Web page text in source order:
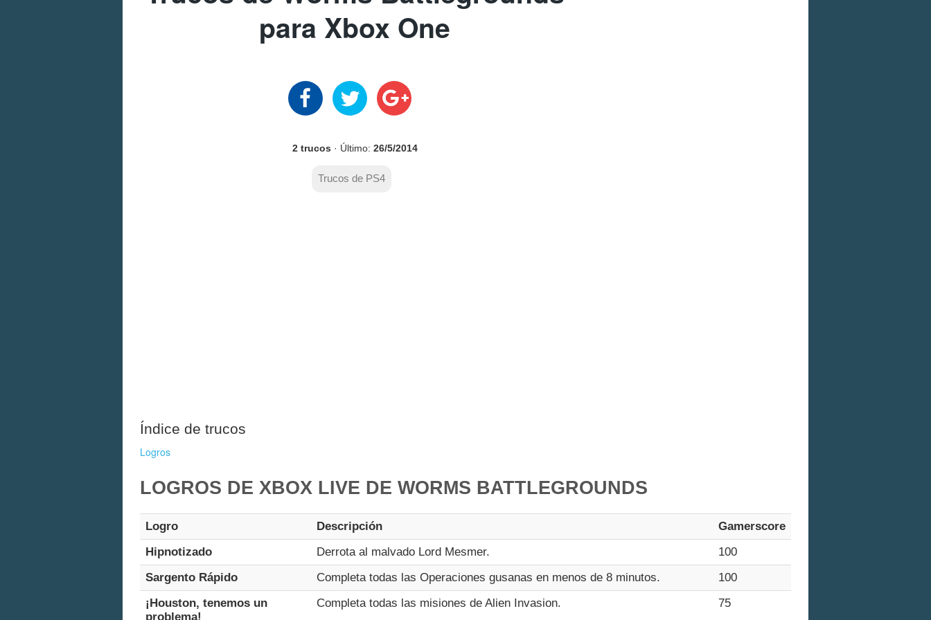
para Xbox One
2 trucos · Último: 26/5/2014
Trucos de PS4
Índice de trucos
Logros
LOGROS DE XBOX LIVE DE WORMS BATTLEGROUNDS
Logro Descripción
Gamerscore
Hipnotizado
Derrota al malvado Lord Mesmer.
100
Sargento Rápido
Completa todas las Operaciones gusanas en menos de 8 minutos.
100
¡Houston, tenemos un
problema!
Completa todas las misiones de Alien Invasion. 75